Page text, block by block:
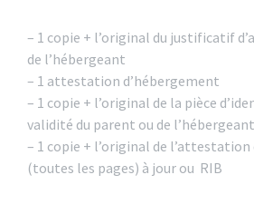
– 1 copie + l’original du justificatif
de l’hébergeant
– 1 attestation d’hébergement
– 1 copie + l’original de la pièce
validité du parent ou de l’hébergeant
– 1 copie + l’original de
(toutes les pages) à jour ou RIB